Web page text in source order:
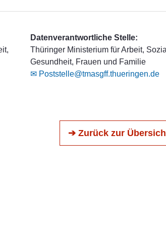
Datenverantwortliche Stelle:
Thüringer Ministerium für Arbeit,
Gesundheit, Frauen und Familie
✉ Poststelle@tmasgff.thueringen.de
➔ Zurück zur